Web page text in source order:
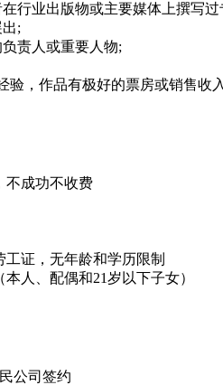
行业出版物或主要媒体上撰写过
;
责人或重要人物;
验，作品有极好的票房或销售收
不成功不收费
证，无年龄和学历限制
人、配偶和21岁以下子女）
公司签约